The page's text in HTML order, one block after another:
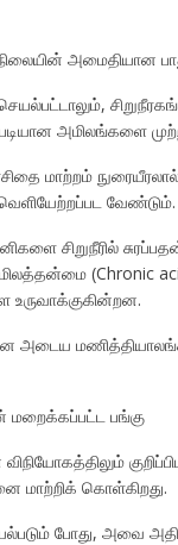
அமைதியான
அமிலங்களை
மாற்றம்
வேண்டும்.
சிறுநீரில்
(Chronic
உருவாக்குகின்றன.
அடைய
பங்கு
மாற்றிக் கொள்கிறது.
போது, அவை